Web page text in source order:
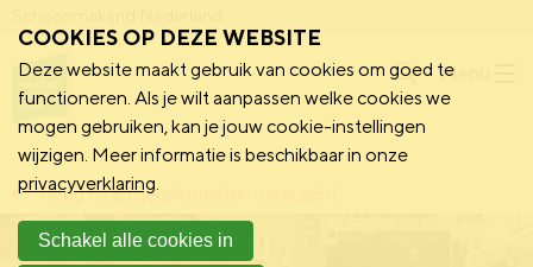
Menu
Terug naar bijeenkomsten-overzicht
COOKIES OP DEZE WEBSITE
Deze website maakt gebruik van cookies om goed te
functioneren. Als je wilt aanpassen welke cookies we
mogen gebruiken, kan je jouw cookie-instellingen
wijzigen. Meer informatie is beschikbaar in onze
privacyverklaring.
Schakel alle cookies in